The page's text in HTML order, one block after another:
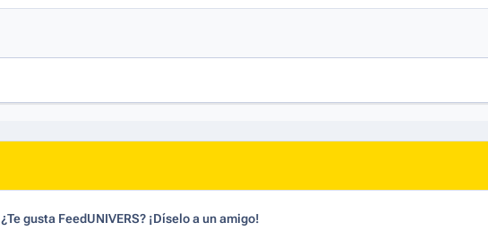
¿Te gusta FeedUNIVERS? ¡Díselo a un amigo!